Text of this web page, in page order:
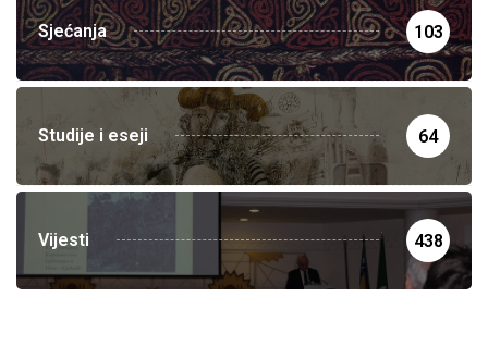
Sjećanja 103
Studije i eseji 64
Vijesti 438